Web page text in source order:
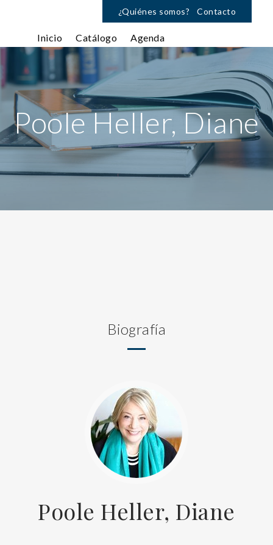
¿Quiénes somos? Contacto
Inicio Catálogo Agenda
Poole Heller, Diane
Biografía
Poole Heller, Diane